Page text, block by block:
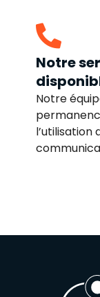
Notre
Notre
l’utilisation